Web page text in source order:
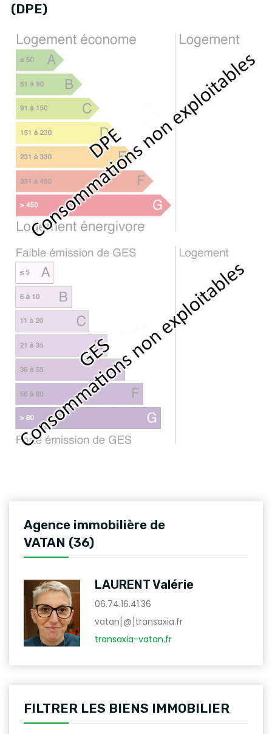
(DPE)
Agence immobilière de
VATAN (36)
LAURENT Valérie
06.74.16.41.36
vatan[@]transaxia.fr
transaxia-vatan.fr
FILTRER LES BIENS IMMOBILIER